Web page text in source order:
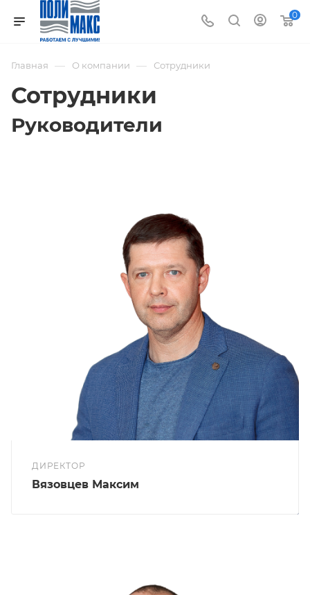
0
Главная — О компании — Сотрудники
Сотрудники
Руководители
ДИРЕКТОР
Вязовцев Максим